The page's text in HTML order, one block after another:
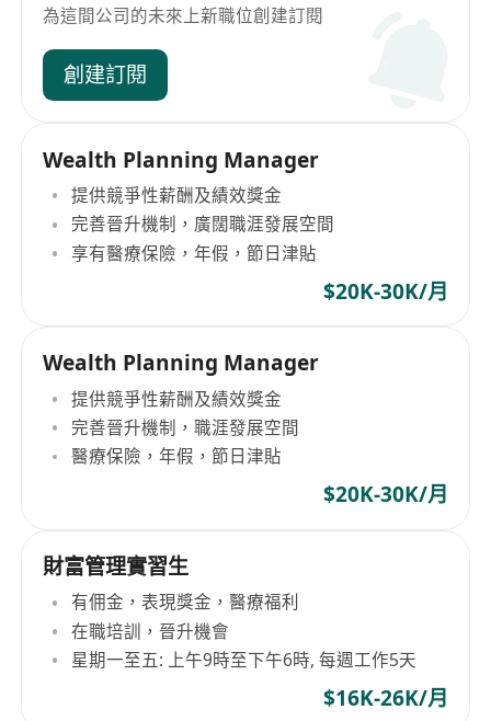
為這間公司的未來上新職位創建訂閱
創建訂閱
Wealth Planning Manager
提供競爭性薪酬及績效獎金
完善晉升機制，廣闊職涯發展空間
享有醫療保險，年假，節日津貼
$20K-30K/月
Wealth Planning Manager
提供競爭性薪酬及績效獎金
完善晉升機制，職涯發展空間
醫療保險，年假，節日津貼
$20K-30K/月
財富管理實習生
有佣金，表現獎金，醫療福利
在職培訓，晉升機會
星期一至五: 上午9時至下午6時, 每週工作5天
$16K-26K/月